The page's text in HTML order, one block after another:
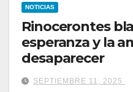
NOTICIAS
Rinocerontes
esperanza y la
desaparecer
SEPTIEMBRE 11, 2025